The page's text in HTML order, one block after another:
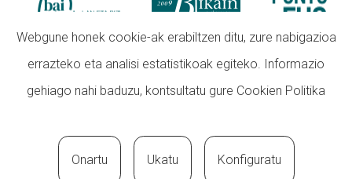
Webgune honek cookie-ak erabiltzen ditu, zure nabigazioa
errazteko eta analisi estatistikoak egiteko. Informazio
gehiago nahi baduzu, kontsultatu gure Cookien Politika
Onartu Ukatu Konfiguratu